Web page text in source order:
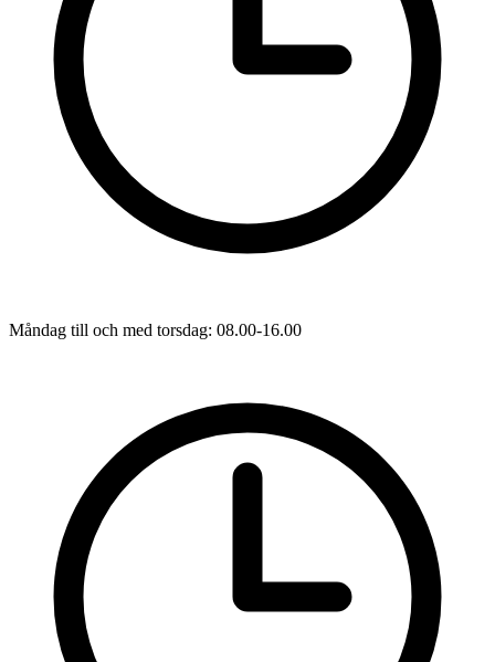
Måndag till och med torsdag: 08.00-16.00